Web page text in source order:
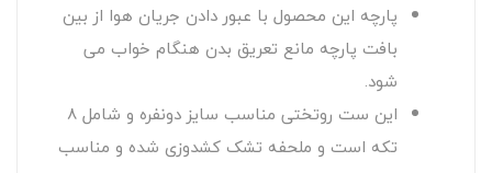
پارچه این محصول با عبور دادن جریان هوا از بین
بافت پارچه مانع تعریق بدن هنگام خواب می
شود.
این ست روتختی مناسب سایز دونفره و شامل 8
تکه است و ملحفه تشک کشدوزی شده و مناسب